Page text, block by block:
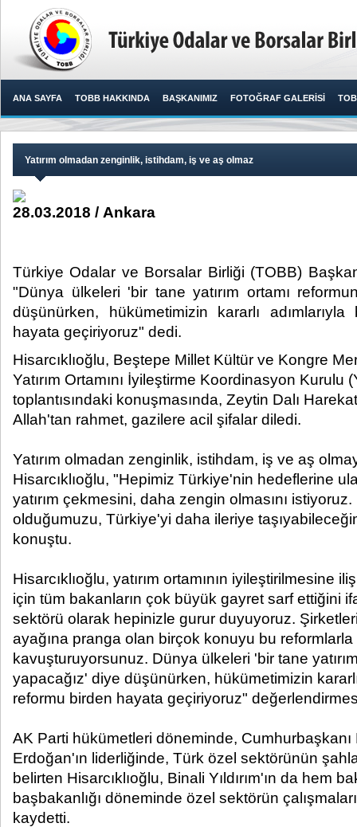
ANA SAYFA TOBB HAKKINDA BAŞKANIMIZ FOTOĞRAF GALERİSİ
Yatırım olmadan zenginlik, istihdam, iş ve aş olmaz
28.03.2018 / Ankara
Türkiye Odalar ve Borsalar Birliği (TOBB)
"Dünya ülkeleri 'bir tane yatırım ortamı
düşünürken, hükümetimizin kararlı
hayata geçiriyoruz" dedi.​
Hisarcıklıoğlu, Beştepe Millet Kültür ve Kongre
Yatırım Ortamını İyileştirme Koordinasyon Kurulu
toplantısındaki konuşmasında, Zeytin Dalı
Allah'tan rahmet, gazilere acil şifalar diledi.
Yatırım olmadan zenginlik, istihdam, iş ve aş
Hisarcıklıoğlu, "Hepimiz Türkiye'nin hedeflerine
yatırım çekmesini, daha zengin olmasını
olduğumuzu, Türkiye'yi daha ileriye
konuştu.
Hisarcıklıoğlu, yatırım ortamının iyileştirilmesine
için tüm bakanların çok büyük gayret sarf ettiğini
sektörü olarak hepinizle gurur duyuyoruz.
ayağına pranga olan birçok konuyu bu
kavuşturuyorsunuz. Dünya ülkeleri 'bir tane
yapacağız' diye düşünürken, hükümetimizin
reformu birden hayata geçiriyoruz"
AK Parti hükümetleri döneminde, Cumhurbaşkanı
Erdoğan'ın liderliğinde, Türk özel sektörünün
belirten Hisarcıklıoğlu, Binali Yıldırım'ın da hem
başbakanlığı döneminde özel sektörün
kaydetti.